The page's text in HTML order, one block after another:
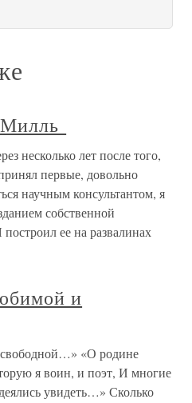
несколько лет после того,
первые, довольно
научным консультантом, я
собственной
ее на развалинах
и
«О родине
я воин, и поэт, И многие
увидеть…» Сколько